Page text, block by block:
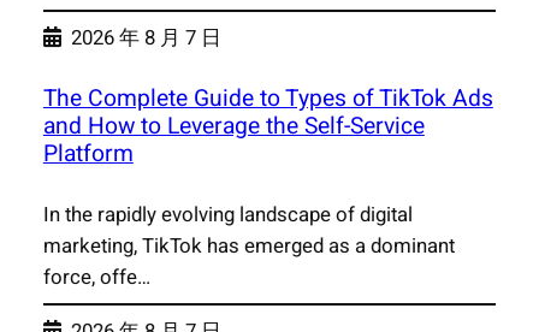
2026 年 8 月 7 日
The Complete Guide to Types of TikTok Ads
and How to Leverage the Self-Service
Platform
In the rapidly evolving landscape of digital
marketing, TikTok has emerged as a dominant
force, offe…